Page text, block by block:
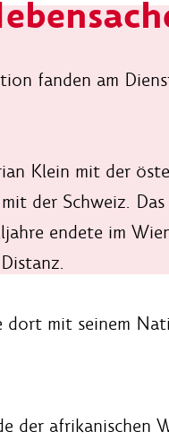
fanden am
Klein mit der
der Schweiz.
endete im
mit seinem
der afrikanischen